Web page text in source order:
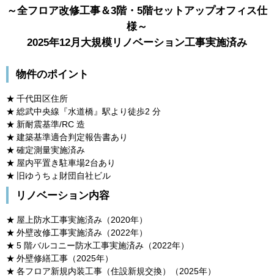
～全フロア改修工事＆3階・5階セットアップオフィス仕
様～
2025年12月大規模リノベーション工事実施済み
物件のポイント
千代田区住所
総武中央線『水道橋』駅より徒歩2 分
新耐震基準/RC 造
建築基準適合判定報告書あり
確定測量実施済み
屋内平置き駐車場2台あり
旧ゆうちょ財団自社ビル
リノベーション内容
屋上防水工事実施済み（2020年）
外壁改修工事実施済み（2022年）
5 階バルコニー防水工事実施済み（2022年）
外壁修繕工事（2025年）
各フロア新規内装工事（住設新規交換）（2025年）